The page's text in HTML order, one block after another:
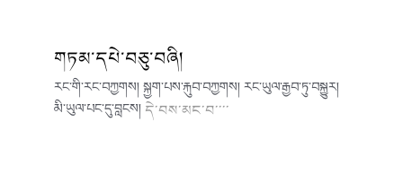
གཏམ་དཔེ་བཅུ་བཞི།
རང་གི་རང་བཀྱགས། སྐྱག་པས་རྐུབ་བཀྱགས། རང་ཡུལ་རྒྱབ་ཏུ་བསྐྱུར།
མི་ཡུལ་པང་དུ་བླངས། དེ་བས་མང་བ་་་་